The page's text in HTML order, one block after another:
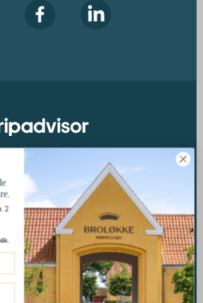
Herregård
187 Anmeldelser
kontrolrapporter
2